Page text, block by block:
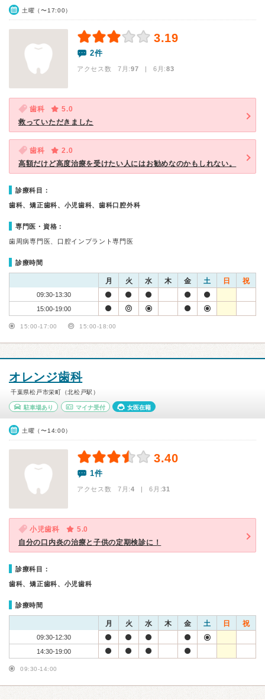
土曜（〜17:00）
3.19
2件
アクセス数 7月:97 | 6月:83
歯科
5.0
救っていただきました
歯科
2.0
高額だけど高度治療を受けたい人にはお勧めなのかもしれない。
診療科目：
歯科、矯正歯科、小児歯科、歯科口腔外科
専門医・資格：
歯周病専門医、口腔インプラント専門医
診療時間
月 火 水 木 金 土 日 祝
09:30-13:30
15:00-19:00
15:00-17:00 15:00-18:00
オレンジ歯科
千葉県松戸市栄町（北松戸駅）
駐車場あり マイナ受付 女医在籍
土曜（〜14:00）
3.40
1件
アクセス数 7月:4 | 6月:31
小児歯科
5.0
自分の口内炎の治療と子供の定期検診に！
診療科目：
歯科、矯正歯科、小児歯科
診療時間
月 火 水 木 金 土 日 祝
09:30-12:30
14:30-19:00
09:30-14:00